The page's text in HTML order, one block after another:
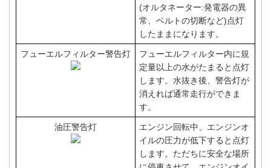
(オルタネーター:発電器の異
常、ベルトの切断など)点灯
したままになります。
フューエルフィルター警告灯
フューエルフィルター内に規
定量以上の水がたまると点灯
します。水抜き後、警告灯が
消えれば通常走行ができま
す。
油圧警告灯
エンジン回転中、エンジンオ
イルの圧力が低下すると点灯
します。ただちに安全な場所